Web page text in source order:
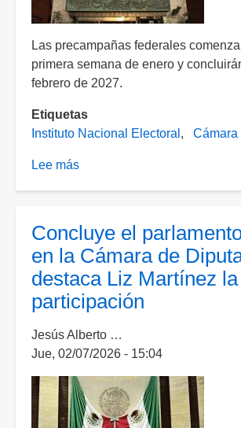
Las precampañas federales
primera semana de enero y
febrero de 2027.
Etiquetas
Instituto Nacional Electoral
Cámara
Lee más
de
septiembre
proceso
electoral
para
renovar
la
de
Diputados
Concluye el
en la Cámara de
destaca Liz Martínez la
participación
Jesús Alberto …
Jue, 02/07/2026 - 15:04